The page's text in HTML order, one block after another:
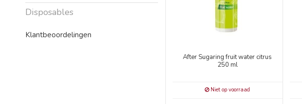
Disposables
Klantbeoordelingen
After Sugaring fruit water citrus
250 ml
Niet op voorraad